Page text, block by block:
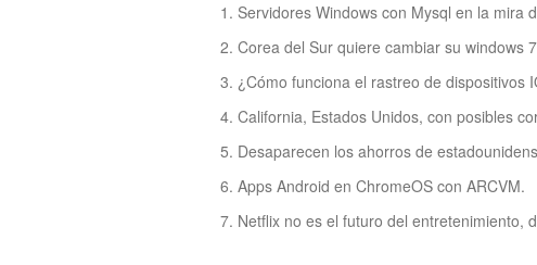
Servidores Windows con Mysql en la mira
Corea del Sur quiere cambiar su windows
¿Cómo funciona el rastreo de dispositivos
California, Estados Unidos, con posibles
Desaparecen los ahorros de
Apps Android en ChromeOS con ARCVM.
Netflix no es el futuro del entretenimiento,